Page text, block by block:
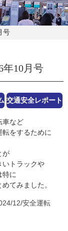
号
年10月号
交通安全レポート
車など
をするために
が
いトラックや
特に
てみました。
12/安全運転